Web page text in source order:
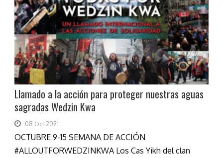
Llamado a la acción para proteger nuestras aguas
sagradas Wedzin Kwa
08 Oct 2021
OCTUBRE 9-15 SEMANA DE ACCIÓN
#ALLOUTFORWEDZINKWA Los Cas Yikh del clan